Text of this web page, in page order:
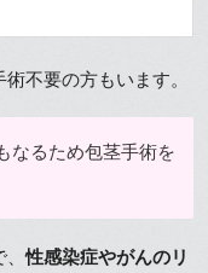
不要の方もいます。
なるため包茎手術を
、性感染症やがんのリ